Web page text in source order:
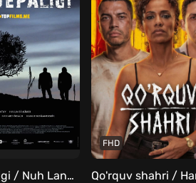
Nuh tepaligi / Nuh Land Uzbek tilida
FHD